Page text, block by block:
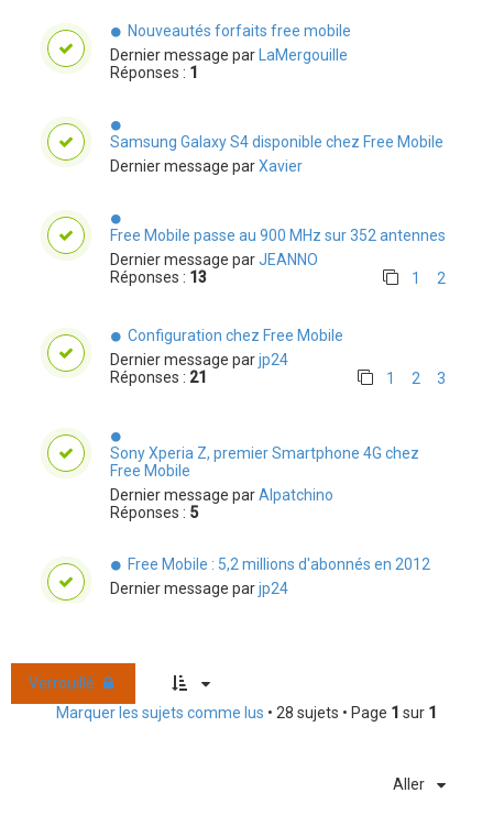
Nouveautés forfaits free mobile
Dernier message parLaMergouille
Réponses : 1
Samsung Galaxy S4 disponible chez Free Mobile
Dernier message parXavier
Free Mobile passe au 900 MHz sur 352 antennes
Dernier message parJEANNO
Réponses : 13 1 2
Configuration chez Free Mobile
Dernier message parjp24
Réponses : 21 1 2 3
Sony Xperia Z, premier Smartphone 4G chez
Free Mobile
Dernier message parAlpatchino
Réponses : 5
Free Mobile : 5,2 millions d'abonnés en 2012
Dernier message parjp24
Verrouillé
Marquer les sujets comme lus • 28 sujets • Page 1 sur 1
Aller